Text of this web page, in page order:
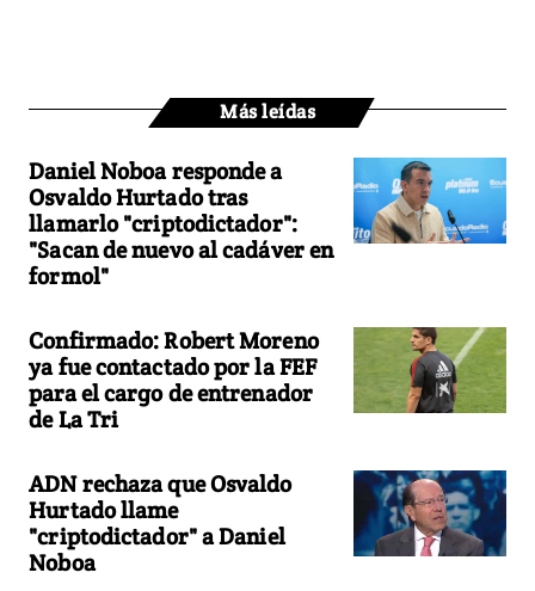
Más leídas
Daniel Noboa responde a
Osvaldo Hurtado tras
llamarlo "criptodictador":
"Sacan de nuevo al cadáver en
formol"
Confirmado: Robert Moreno
ya fue contactado por la FEF
para el cargo de entrenador
de La Tri
ADN rechaza que Osvaldo
Hurtado llame
"criptodictador" a Daniel
Noboa